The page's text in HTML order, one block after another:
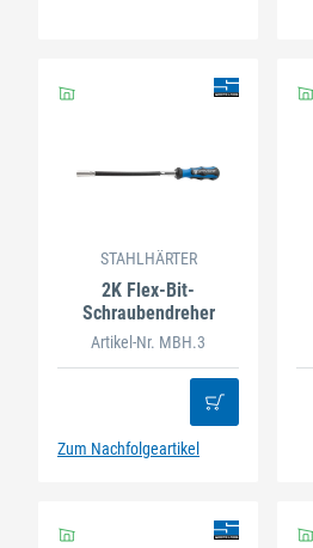
STAHLHÄRTER
2K Flex-Bit-
Schraubendreher
Artikel-Nr. MBH.3
Zum Nachfolgeartikel